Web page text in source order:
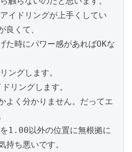
イドリングが上手くしてい
良くて、
た時にパワー感があればOKな
ングします。
リングします。
よく分かりません。だってエ
1.00以外の位置に無根拠に
持ち悪いです。